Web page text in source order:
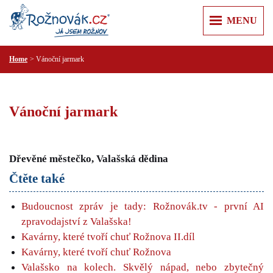
MENU
ÚVOD
Z REGIONU
KULTURA
KRIMI
RECENZE
PR ČLÁNKY
O MĚSTĚ
JURKOVIČOVA ROZHLEDNA
MĚSTSKÁ KNIHOVNA
T KLUB
LYSÁ HORA
ŠTRAMBERSKÁ TRŮBA
ZOO LEŠNÁ
PRAKTICKÉ
PRAVIDLA SLUŠNÉ KOMUNIKACE
ÚŘADY
ZDRAVOTNICKÁ ZAŘÍZENÍ
POLICIE A HASIČI
+
NEMOVITOSTI
PRÁCE
RŮZNÉ
SLUŽBY
+
FIRMY
AUTO MOTO
CESTOVÁNÍ
ELEKTRO A PC
REKLAMA
VIDEOREKLAMA
KONTAKT
Home Vánoční jarmark
Vánoční jarmark
Dřevěné městečko, Valašská dědina
Čtěte také
Budoucnost zpráv je tady: Rožnovák.tv - první AI
zpravodajství z Valašska!
Kavárny, které tvoří chuť Rožnova II.díl
Kavárny, které tvoří chuť Rožnova
Valašsko na kolech. Skvělý nápad, nebo zbytečný